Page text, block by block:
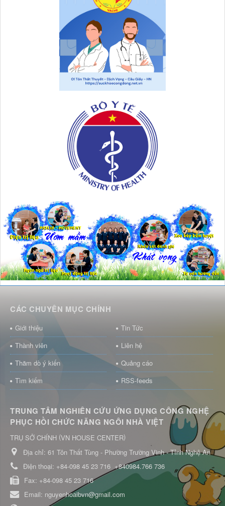
CÁC CHUYÊN MỤC CHÍNH
Giới thiệu
Tin Tức
Thành viên
Liên hệ
Thăm dò ý kiến
Quảng cáo
Tìm kiếm
RSS-feeds
TRUNG TÂM NGHIÊN CỨU ỨNG DỤNG CÔNG NGHỆ
PHỤC HỒI CHỨC NĂNG NGÔI NHÀ VIỆT
TRỤ SỞ CHÍNH (VN HOUSE CENTER)
Địa chỉ: 61 Tôn Thất Tùng - Phường Trường Vinh - Tỉnh Nghệ An
Điện thoại: +84-098 45 23 716 +840984.766 736
Fax: +84-098 45 23 716
Email: nguyenhoaibvn@gmail.com